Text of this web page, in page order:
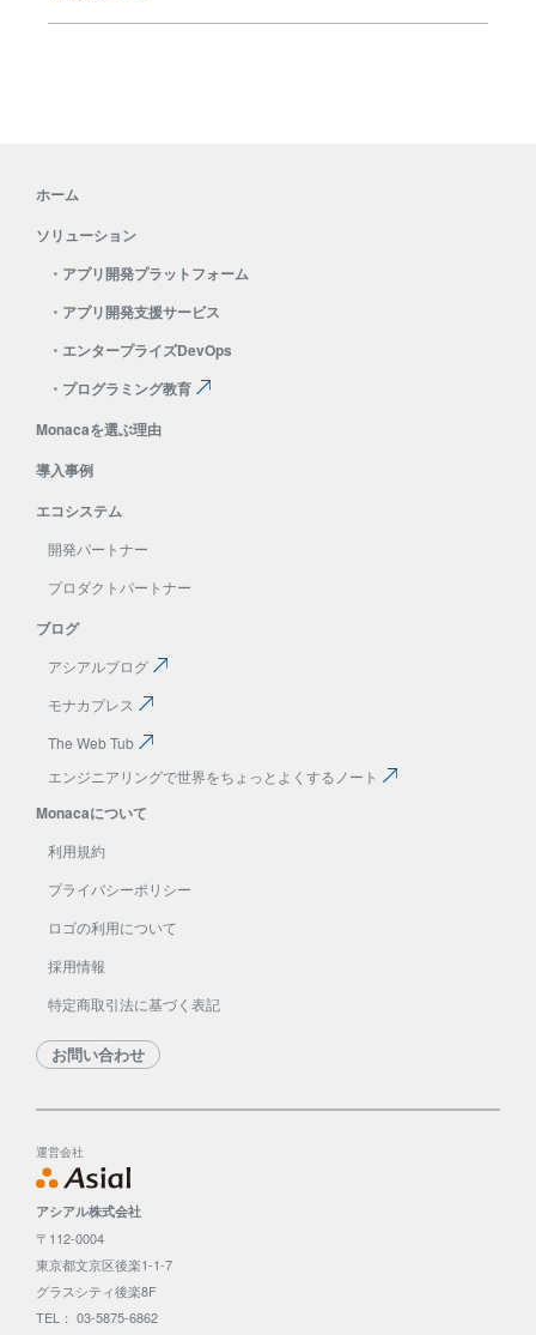
ホーム
ソリューション
・ アプリ開発プラットフォーム
・ アプリ開発支援サービス
・ エンタープライズDevOps
・ プログラミング教育
Monacaを選ぶ理由
導入事例
エコシステム
開発パートナー
プロダクトパートナー
ブログ
アシアルブログ
モナカプレス
The Web Tub
エンジニアリングで世界をちょっとよくする ノート
Monacaについて
利用規約
プライバシーポリシー
ロゴの利用について
採用情報
特定商取引法に基づく表記
お問い合わせ
運営会社
アシアル株式会社
〒112-0004
東京都文京区後楽1-1-7
グラスシティ後楽8F
TEL： 03-5875-6862